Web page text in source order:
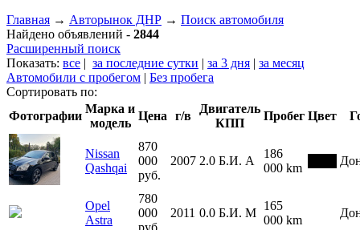
Главная → Авторынок ДНР → Поиск автомобиля
Найдено объявлений - 2844
Расширенный поиск
Показать: все | за последние сутки | за 3 дня | за месяц
Автомобили с пробегом | Без пробега
Сортировать по:
Фотографии
Марка и
модель
Цена г/в
Двигатель
КПП
Пробег Цвет
Nissan
Qashqai
870
000
руб.
2007 2.0 Б.И. А
186
000 km
Opel
Astra
780
000
руб.
2011 0.0 Б.И. М
165
000 km